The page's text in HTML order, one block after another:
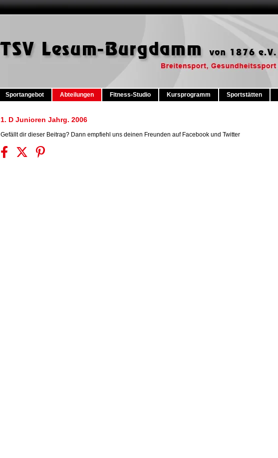
1. D Junioren Jahrg. 2006
Gefällt dir dieser Beitrag? Dann empfiehl uns deinen Freunden auf Facebook und Twitter
Sportangebot Abteilungen Fitness-Studio Kursprogramm Sportstätten